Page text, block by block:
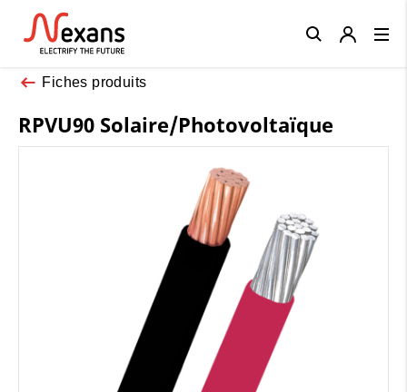
Fiches produits
RPVU90 Solaire/Photovoltaïque
Close